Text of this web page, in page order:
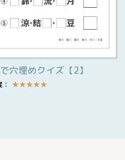
穴埋めクイズ【2】
★★★★★